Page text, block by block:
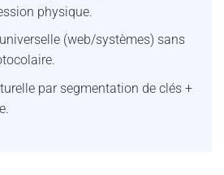
physique.
(web/systèmes) sans
par segmentation de clés +